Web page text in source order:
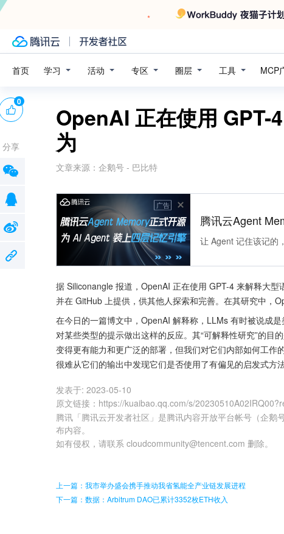
首页 学习 活动 专区 圈层 工具 MCP
OpenAI 正在使用 GPT-
为
文章来源： 企鹅号 - 巴比特
广告
腾讯云Agent
让 Agent 记住该记的
据 Siliconangle 报道，OpenAI 正在使用 GPT-4 来解释大
并在 GitHub 上提供，供其他人探索和完善。在其研究中，
在今日的一篇博文中，OpenAI 解释称，LLMs 有时被说成
对某些类型的提示做出这样的反应。其“可解释性研究”的目
变得更有能力和更广泛的部署，但我们对它们内部如何工作
很难从它们的输出中发现它们是否使用了有偏见的启发式方
发表于: 2023-05-10
原文链接 ： https://kuaibao.qq.com/s/
腾讯「腾讯云开发者社区」是腾讯内容开放平台帐号（企鹅
布内容。
如有侵权，请联系 cloudcommunity@tencent.com 删除。
0
分享
上一篇：我市举办盛会携手推动我省氢能全产业链发展进程
下一篇：数据：Arbitrum DAO已累计3352枚ETH收入